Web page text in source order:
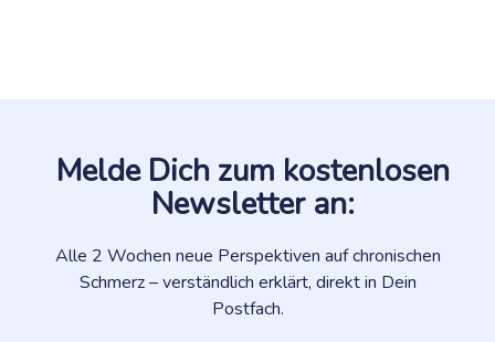
Melde Dich zum kostenlosen
Newsletter an:
Alle 2 Wochen neue Perspektiven auf chronischen
Schmerz – verständlich erklärt, direkt in Dein
Postfach.